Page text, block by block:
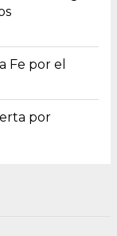
Fe por el
por